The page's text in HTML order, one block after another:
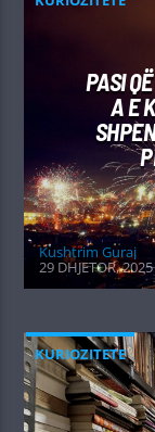
PASI
A E
Kushtrim Guraj
29 DHJETOR, 2025
KURIOZITETE